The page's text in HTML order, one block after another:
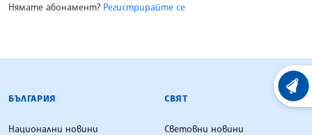
Нямате абонамент? Регистрирайте се
БЪЛГАРСКА ТЕЛЕГРАФНА АГЕНЦИЯ
БЪЛГАРИЯ
Национални новини
СВЯТ
Световни новини